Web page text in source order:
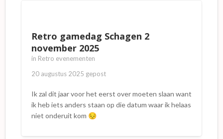
Retro gamedag Schagen 2
november 2025
in Retro evenementen
20 augustus 2025 gepost
Ik zal dit jaar voor het eerst over moeten slaan want
ik heb iets anders staan op die datum waar ik helaas
niet onderuit kom 😔